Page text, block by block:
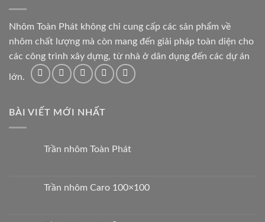
Nhôm Toàn Phát không chỉ cung cấp các sản phẩm về
nhôm chất lượng mà còn mang đến giải pháp toàn diện cho
các công trình xây dựng, từ nhà ở dân dụng đến các dự án
lớn.
BÀI VIẾT MỚI NHẤT
Trần nhôm Toàn Phát
Trần nhôm Caro 100×100